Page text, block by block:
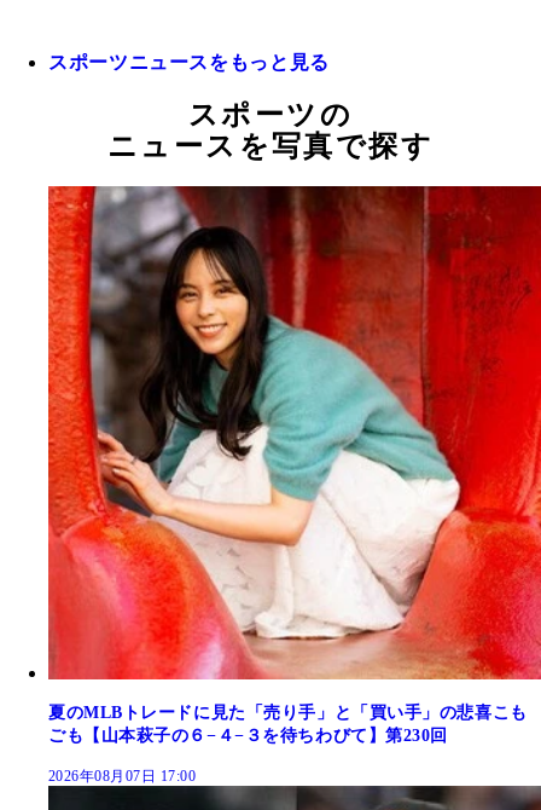
スポーツニュースをもっと見る
スポーツの
ニュースを写真で探す
夏のMLBトレードに見た「売り手」と「買い手」の悲喜こも
ごも【山本萩子の６−４−３を待ちわびて】第230回
2026年08月07日 17:00